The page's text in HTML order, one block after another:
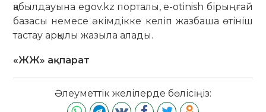
қабылдауына egov.kz порталы, е-otinish бірыңғай
базасы немесе әкім­дікке келіп жазбаша өтініш
тастау арқылы жазыла алады.
«ЖЖ» ақпарат
Әлеуметтік желілерде бөлісіңіз: